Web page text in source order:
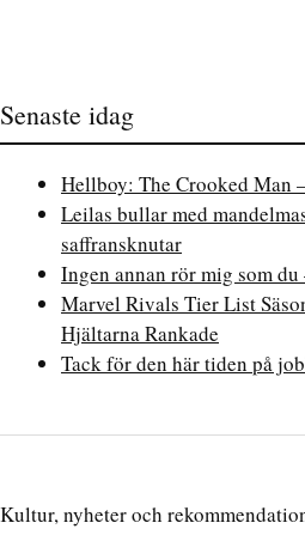
Senaste idag
Hellboy: The Crooked Man
Leilas bullar med
saffransknutar
Ingen annan rör mig som
Marvel Rivals Tier List
Hjältarna Rankade
Tack för den här tiden på
Kultur, nyheter och